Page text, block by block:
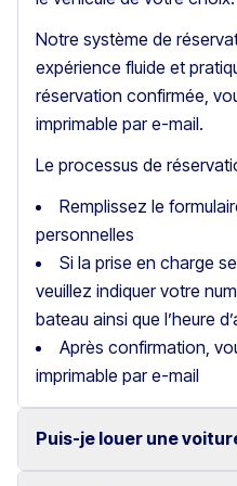
Notre système de
expérience fluide et
réservation confirmée,
imprimable par e-mail.
Le processus de
Remplissez le
personnelles
Si la prise en charge
veuillez indiquer votre
bateau ainsi que l’heure
Après confirmation,
imprimable par e-mail
Puis-je louer une